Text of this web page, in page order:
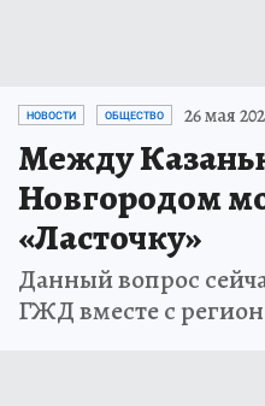
НОВОСТИ ОБЩЕСТВО 26 мая
Между
Новгородом
«Ласточку»
Данный вопрос
ГЖД вместе с